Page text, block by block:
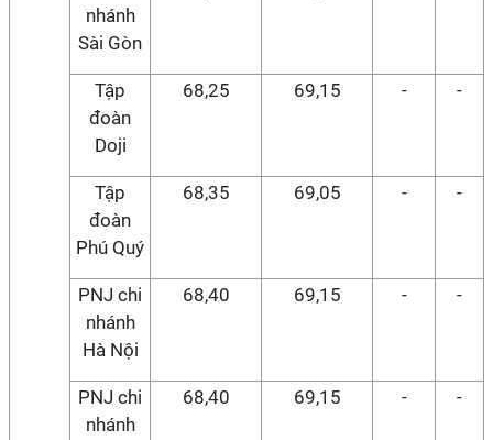
nhánh
Sài Gòn
Tập
đoàn
Doji
68,25 69,15 - -
Tập
đoàn
Phú Quý
68,35 69,05 - -
PNJ chi
nhánh
Hà Nội
68,40 69,15 - -
PNJ chi
nhánh
68,40 69,15 - -